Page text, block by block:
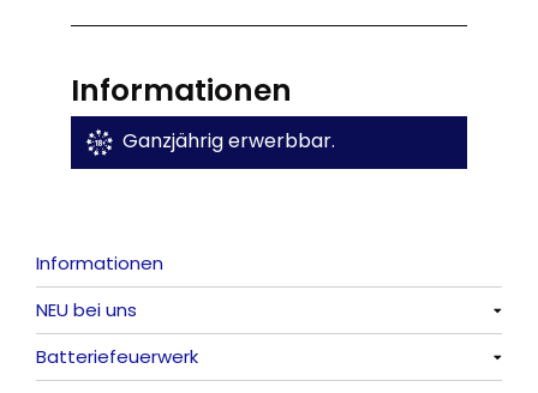
Informationen
Ganzjährig erwerbbar.
Informationen
NEU bei uns
Alle anzeigen
Batteriefeuerwerk